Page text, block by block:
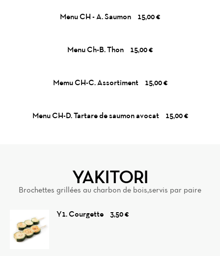
Menu CH - A. Saumon 15,00 €
Menu Ch-B. Thon 15,00 €
Memu CH-C. Assortiment 15,00 €
Menu CH-D. Tartare de saumon avocat 15,00 €
YAKITORI
Brochettes grillées au charbon de bois,servis par paire
Y1. Courgette 3,50 €